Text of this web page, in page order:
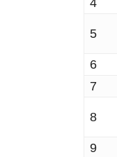
4
5
6
7
8
9